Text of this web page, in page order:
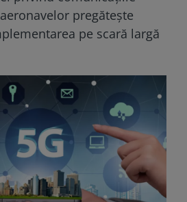
pregăteşte
pe scară largă